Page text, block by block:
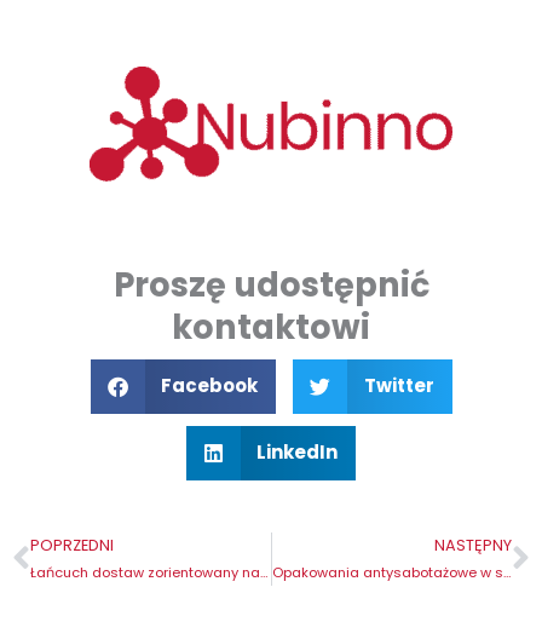
Proszę udostępnić
kontaktowi
Facebook Twitter
LinkedIn
Prev
POPRZEDNI
Łańcuch dostaw zorientowany na pacjenta
NASTĘPNY
Opakowania antysabotażowe w serializacji farmaceutycznej